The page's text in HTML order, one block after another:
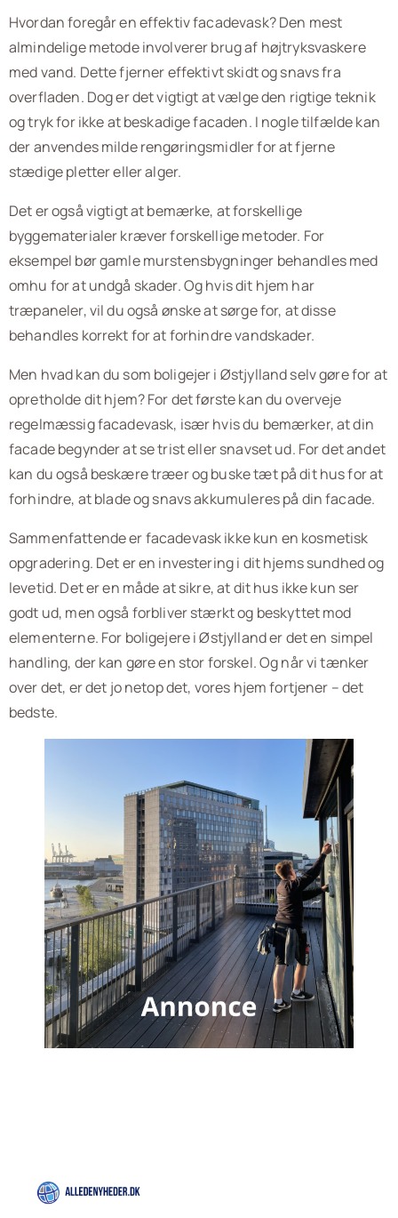
Hvordan foregår en effektiv facadevask? Den mest
almindelige metode involverer brug af højtryksvaskere
med vand. Dette fjerner effektivt skidt og snavs fra
overfladen. Dog er det vigtigt at vælge den rigtige teknik
og tryk for ikke at beskadige facaden. I nogle tilfælde kan
der anvendes milde rengøringsmidler for at fjerne
stædige pletter eller alger.
Det er også vigtigt at bemærke, at forskellige
byggematerialer kræver forskellige metoder. For
eksempel bør gamle murstensbygninger behandles med
omhu for at undgå skader. Og hvis dit hjem har
træpaneler, vil du også ønske at sørge for, at disse
behandles korrekt for at forhindre vandskader.
Men hvad kan du som boligejer i Østjylland selv gøre for at
opretholde dit hjem? For det første kan du overveje
regelmæssig facadevask, især hvis du bemærker, at din
facade begynder at se trist eller snavset ud. For det andet
kan du også beskære træer og buske tæt på dit hus for at
forhindre, at blade og snavs akkumuleres på din facade.
Sammenfattende er facadevask ikke kun en kosmetisk
opgradering. Det er en investering i dit hjems sundhed og
levetid. Det er en måde at sikre, at dit hus ikke kun ser
godt ud, men også forbliver stærkt og beskyttet mod
elementerne. For boligejere i Østjylland er det en simpel
handling, der kan gøre en stor forskel. Og når vi tænker
over det, er det jo netop det, vores hjem fortjener – det
bedste.